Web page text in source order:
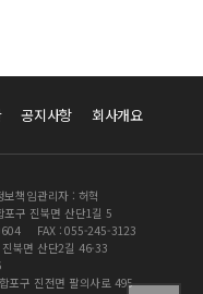
공지사항 회사개요
보책임관리자 : 허혁
구 진북면 산단1길 5
FAX : 055-245-3123
북면 산단2길 46-33
포구 진전면 팔의사로 495